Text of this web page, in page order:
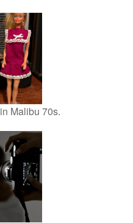
Malibu 70s.